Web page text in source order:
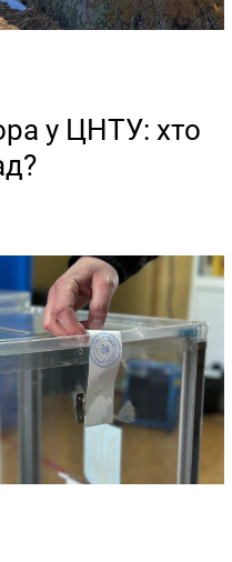
у ЦНТУ: хто